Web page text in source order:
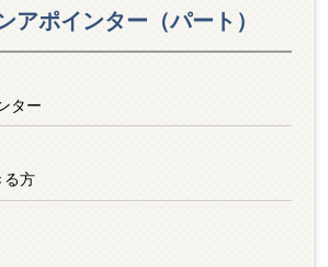
アポインター（パート）
ター
方